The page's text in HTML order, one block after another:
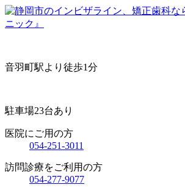
音羽町駅より徒歩1分
駐車場23台あり
医院にご用の方
054-251-3011
訪問診療をご利用の方
054-277-9077